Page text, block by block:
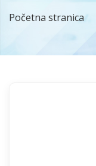
Početna stranica